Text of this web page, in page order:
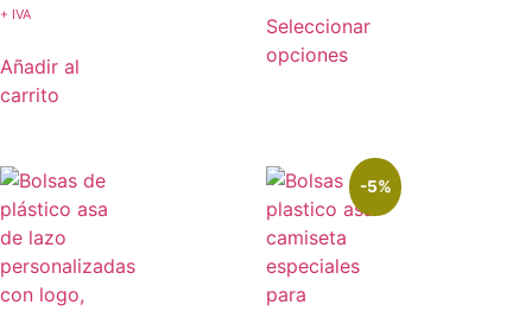
+ IVA
Añadir al
carrito
Seleccionar
opciones
-5%